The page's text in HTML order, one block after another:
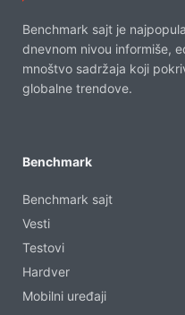
Benchmark sajt je
dnevnom nivou informiše,
mnoštvo sadržaja koji
globalne trendove.
Benchmark
Benchmark sajt
Vesti
Testovi
Hardver
Mobilni uređaji